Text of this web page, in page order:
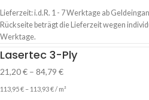
Lieferzeit:i.d.R. 1 - 7 Werktage ab
Rückseite beträgt die Lieferzeit wegen
Werktage.
Lasertec 3-Ply
21,20€ – 84,79 €
113,95€ – 113,93€/ m²